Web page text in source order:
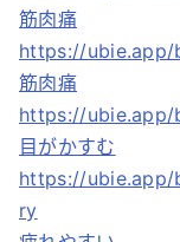
筋肉痛
https://ubie.app/
筋肉痛
https://ubie.app/
目がかすむ
https://ubie.app/
ry